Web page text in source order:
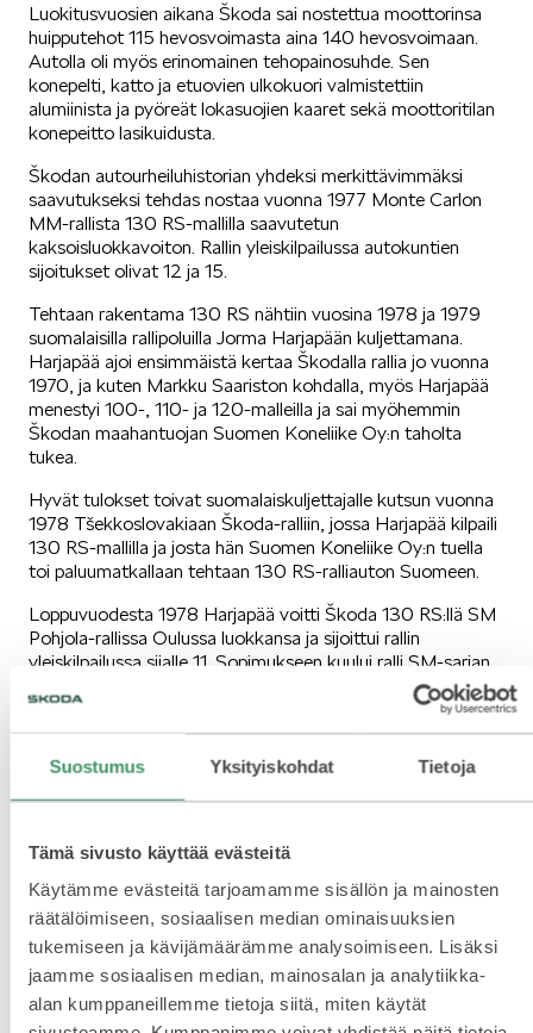
Suostumus Yksityiskohdat Tietoja
Tämä sivusto käyttää evästeitä
Käytämme evästeitä tarjoamamme sisällön ja mainosten
räätälöimiseen, sosiaalisen median ominaisuuksien
tukemiseen ja kävijämäärämme analysoimiseen. Lisäksi
jaamme sosiaalisen median, mainosalan ja analytiikka-
alan kumppaneillemme tietoja siitä, miten käytät
KUVASSA
MEIDÄN ŠKODAMME
ŠKODA PALVELEE
VASTUULLISUUS
ŠKODA 130 VUOTTA
ŠKODA MEDIASSA
Luokitusvuosien aikana Škoda sai nostettua moottorinsa
huipputehot 115 hevosvoimasta aina 140 hevosvoimaan.
Autolla oli myös erinomainen tehopainosuhde. Sen
konepelti, katto ja etuovien ulkokuori valmistettiin
alumiinista ja pyöreät lokasuojien kaaret sekä moottoritilan
konepeitto lasikuidusta.
Škodan autourheiluhistorian yhdeksi merkittävimmäksi
saavutukseksi tehdas nostaa vuonna 1977 Monte Carlon
MM-rallista 130 RS-mallilla saavutetun
kaksoisluokkavoiton. Rallin yleiskilpailussa autokuntien
sijoitukset olivat 12 ja 15.
Tehtaan rakentama 130 RS nähtiin vuosina 1978 ja 1979
suomalaisilla rallipoluilla Jorma Harjapään kuljettamana.
Harjapää ajoi ensimmäistä kertaa Škodalla rallia jo vuonna
1970, ja kuten Markku Saariston kohdalla, myös Harjapää
menestyi 100-, 110- ja 120-malleilla ja sai myöhemmin
Škodan maahantuojan Suomen Koneliike Oy:n taholta
tukea.
Hyvät tulokset toivat suomalaiskuljettajalle kutsun vuonna
1978 Tšekkoslovakiaan Škoda-ralliin, jossa Harjapää kilpaili
130 RS-mallilla ja josta hän Suomen Koneliike Oy:n tuella
toi paluumatkallaan tehtaan 130 RS-ralliauton Suomeen.
Loppuvuodesta 1978 Harjapää voitti Škoda 130 RS:llä SM
Pohjola-rallissa Oulussa luokkansa ja sijoittui rallin
yleiskilpailussa sijalle 11. Sopimukseen kuului ralli SM-sarjan
talvikausi 1979, josta tuloksena oli kolme luokkavoittoa
sekä SM Riihimäki- ja SM Hankiralleista sijat 14 ja 16
yleiskilpailussa.
Lue osa 1 tästä linkistä: 1960-1963 Škoda Octavia TS